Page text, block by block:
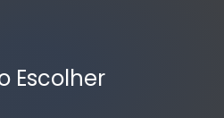
Escolher